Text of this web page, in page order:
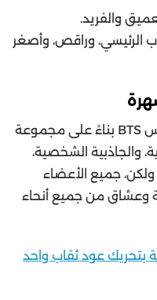
والفريد.
الرئيسي، وراقص، وأصغر
تختلف شهرة الأعضاء في بي تي أس BTS بناءً على مجموعة
والجاذبية الشخصية،
ولكن، جميع الأعضاء
وعشاق من جميع أنحاء
بتحريك عود ثقاب واحد